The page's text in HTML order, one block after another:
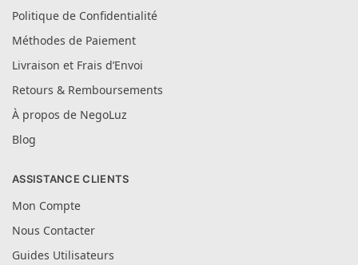
Politique de Confidentialité
Méthodes de Paiement
Livraison et Frais d’Envoi
Retours & Remboursements
À propos de NegoLuz
Blog
ASSISTANCE CLIENTS
Mon Compte
Nous Contacter
Guides Utilisateurs